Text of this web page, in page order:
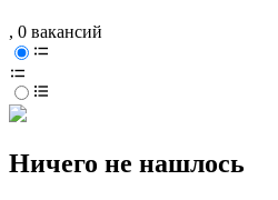
, 0 вакансий
Ничего не нашлось